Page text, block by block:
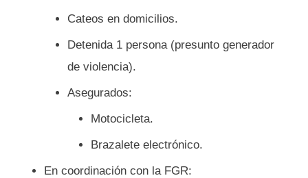
Cateos en domicilios.
Detenida 1 persona (presunto generador
de violencia).
Asegurados:
Motocicleta.
Brazalete electrónico.
En coordinación con la FGR: